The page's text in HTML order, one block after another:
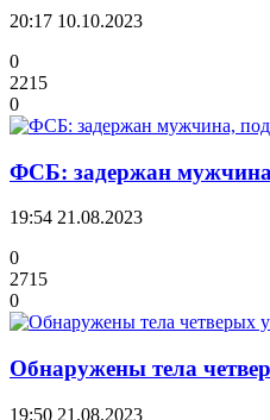
20:17 10.10.2023
0
2215
0
ФСБ: задержан мужчина,
19:54 21.08.2023
0
2715
0
Обнаружены тела
19:50 21.08.2023